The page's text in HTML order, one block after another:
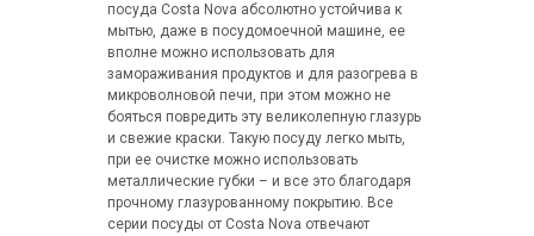
посуда Costa Nova абсолютно устойчива к
мытью, даже в посудомоечной машине, ее
вполне можно использовать для
замораживания продуктов и для разогрева в
микроволновой печи, при этом можно не
бояться повредить эту великолепную глазурь
и свежие краски. Такую посуду легко мыть,
при ее очистке можно использовать
металлические губки – и все это благодаря
прочному глазурованному покрытию. Все
серии посуды от Costa Nova отвечают